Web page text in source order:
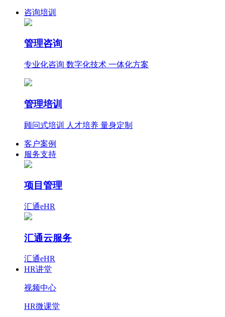
咨询培训
管理咨询
专业化咨询 数字化技术 一体化方案
管理培训
顾问式培训 人才培养 量身定制
客户案例
服务支持
项目管理
汇通eHR
汇通云服务
汇通eHR
HR讲堂
视频中心
HR微课堂